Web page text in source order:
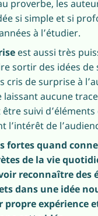
proverbe, les
si simple et si
à l’étudier.
est aussi très
sortir des idées de
cris de surprise à
aucune
suivi
l’intérêt de
fortes quand
de la vie
reconnaître des
dans une idée
propre expérience